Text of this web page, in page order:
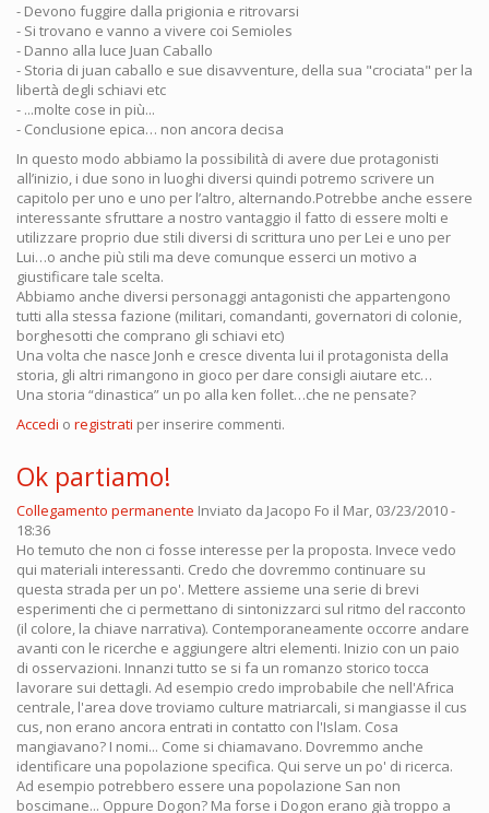
- Devono fuggire dalla prigionia e ritrovarsi
- Si trovano e vanno a vivere coi Semioles
- Danno alla luce Juan Caballo
- Storia di juan caballo e sue disavventure, della sua "crociata" per la
libertà degli schiavi etc
- ...molte cose in più...
- Conclusione epica… non ancora decisa
In questo modo abbiamo la possibilità di avere due protagonisti
all’inizio, i due sono in luoghi diversi quindi potremo scrivere un
capitolo per uno e uno per l’altro, alternando.Potrebbe anche essere
interessante sfruttare a nostro vantaggio il fatto di essere molti e
utilizzare proprio due stili diversi di scrittura uno per Lei e uno per
Lui…o anche più stili ma deve comunque esserci un motivo a
giustificare tale scelta.
Abbiamo anche diversi personaggi antagonisti che appartengono
tutti alla stessa fazione (militari, comandanti, governatori di colonie,
borghesotti che comprano gli schiavi etc)
Una volta che nasce Jonh e cresce diventa lui il protagonista della
storia, gli altri rimangono in gioco per dare consigli aiutare etc…
Una storia “dinastica” un po alla ken follet…che ne pensate?
Accedi o registrati per inserire commenti.
Ok partiamo!
Collegamento permanente Inviato da Jacopo Fo il Mar, 03/23/2010 -
18:36
Ho temuto che non ci fosse interesse per la proposta. Invece vedo
qui materiali interessanti. Credo che dovremmo continuare su
questa strada per un po'. Mettere assieme una serie di brevi
esperimenti che ci permettano di sintonizzarci sul ritmo del racconto
(il colore, la chiave narrativa). Contemporaneamente occorre andare
avanti con le ricerche e aggiungere altri elementi. Inizio con un paio
di osservazioni. Innanzi tutto se si fa un romanzo storico tocca
lavorare sui dettagli. Ad esempio credo improbabile che nell'Africa
centrale, l'area dove troviamo culture matriarcali, si mangiasse il cus
cus, non erano ancora entrati in contatto con l'Islam. Cosa
mangiavano? I nomi... Come si chiamavano. Dovremmo anche
identificare una popolazione specifica. Qui serve un po' di ricerca.
Ad esempio potrebbero essere una popolazione San non
boscimane... Oppure Dogon? Ma forse i Dogon erano già troppo a